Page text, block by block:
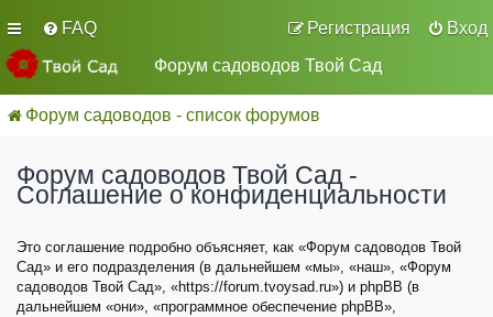
FAQ Вход
Регистрация
Форум садоводов Твой Сад
Форум садоводов - список форумов
Форум садоводов Твой Сад -
Соглашение о конфиденциальности
Это соглашение подробно объясняет, как «Форум садоводов Твой
Сад» и его подразделения (в дальнейшем «мы», «наш», «Форум
садоводов Твой Сад», «https://forum.tvoysad.ru») и phpBB (в
дальнейшем «они», «программное обеспечение phpBB»,